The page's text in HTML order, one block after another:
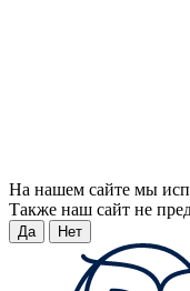
На нашем сайте мы
Также наш сайт не
Да Нет